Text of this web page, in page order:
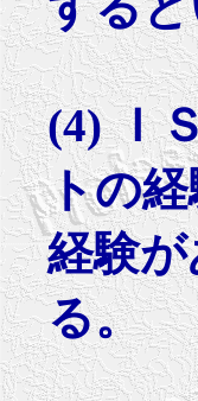
(4) Ｉ
トの
経験
る。